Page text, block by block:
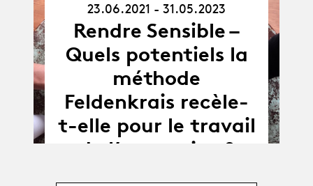
23.06.21
31.05.23
23.06.2021 - 31.05.2023
Rendre Sensible –
Quels potentiels la
méthode
Feldenkrais recèle-
t-elle pour le travail
de l’acteur.ice ?